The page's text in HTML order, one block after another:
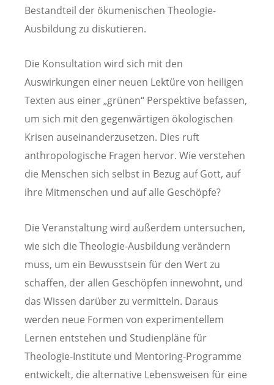
Bestandteil der ökumenischen Theologie-
Ausbildung zu diskutieren.
Die Konsultation wird sich mit den
Auswirkungen einer neuen Lektüre von heiligen
Texten aus einer „grünen“ Perspektive befassen,
um sich mit den gegenwärtigen ökologischen
Krisen auseinanderzusetzen. Dies ruft
anthropologische Fragen hervor. Wie verstehen
die Menschen sich selbst in Bezug auf Gott, auf
ihre Mitmenschen und auf alle Geschöpfe?
Die Veranstaltung wird außerdem untersuchen,
wie sich die Theologie-Ausbildung verändern
muss, um ein Bewusstsein für den Wert zu
schaffen, der allen Geschöpfen innewohnt, und
das Wissen darüber zu vermitteln. Daraus
werden neue Formen von experimentellem
Lernen entstehen und Studienpläne für
Theologie-Institute und Mentoring-Programme
entwickelt, die alternative Lebensweisen für eine